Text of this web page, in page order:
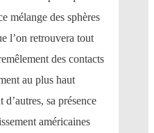
mélange des sphères
l’on retrouvera tout
des contacts
au plus haut
sa présence
américaines